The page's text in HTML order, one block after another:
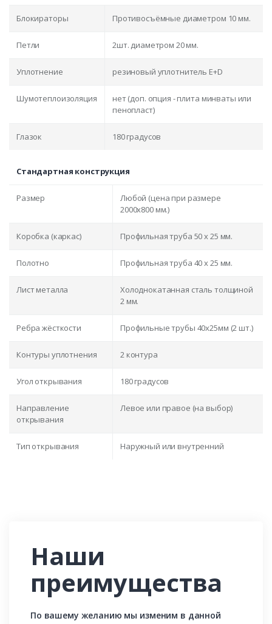
Блокираторы Противосъёмные диаметром 10 мм.
Петли 2шт. диаметром 20 мм.
Уплотнение резиновый уплотнитель E+D
Шумотеплоизоляция
нет (доп. опция - плита минваты или
пенопласт)
Глазок 180 градусов
Стандартная конструкция
Размер
Любой (цена при размере
2000x800 мм.)
Коробка (каркас) Профильная труба 50 х 25 мм.
Полотно Профильная труба 40 х 25 мм.
Лист металла
Холоднокатанная сталь толщиной
2 мм.
Ребра жёсткости Профильные трубы 40х25мм (2 шт.)
Контуры уплотнения 2 контура
Угол открывания 180 градусов
Направление
открывания
Левое или правое (на выбор)
Тип открывания Наружный или внутренний
Наши
преимущества
По вашему желанию мы изменим в данной